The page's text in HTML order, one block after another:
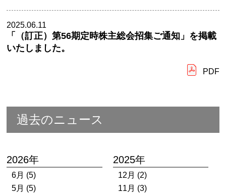
2025.06.11
「（訂正）第56期定時株主総会招集ご通知」を掲載
いたしました。
PDF
過去のニュース
2026年
6月 (5)
5月 (5)
2025年
12月 (2)
11月 (3)